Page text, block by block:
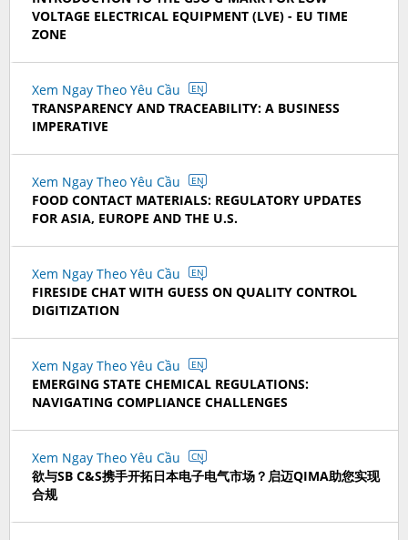
VOLTAGE ELECTRICAL EQUIPMENT (LVE) - EU TIME
ZONE
Xem Ngay Theo Yêu Cầu EN
TRANSPARENCY AND TRACEABILITY: A BUSINESS
IMPERATIVE
Xem Ngay Theo Yêu Cầu EN
FOOD CONTACT MATERIALS: REGULATORY UPDATES
FOR ASIA, EUROPE AND THE U.S.
Xem Ngay Theo Yêu Cầu EN
FIRESIDE CHAT WITH GUESS ON QUALITY CONTROL
DIGITIZATION
Xem Ngay Theo Yêu Cầu EN
EMERGING STATE CHEMICAL REGULATIONS:
NAVIGATING COMPLIANCE CHALLENGES
Xem Ngay Theo Yêu Cầu CN
欲与SB C&S携手开拓日本电子电气市场？启迈QIMA助您实现
合规